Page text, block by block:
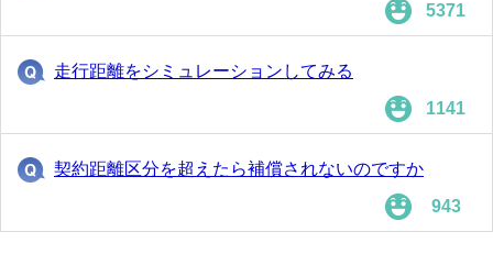
5371
走行距離をシミュレーションしてみる
1141
契約距離区分を超えたら補償されないのですか
943